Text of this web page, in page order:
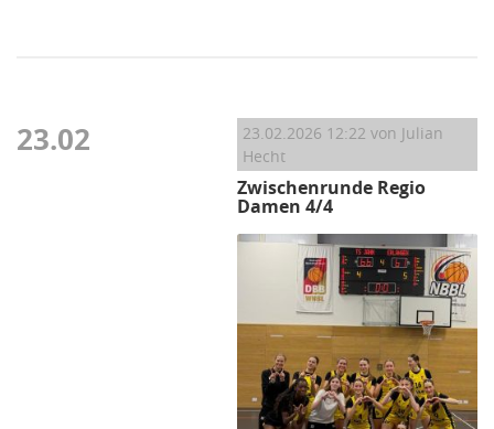
23.02 23.02.2026 12:22 von Julian
Hecht
Zwischenrunde Regio
Damen 4/4